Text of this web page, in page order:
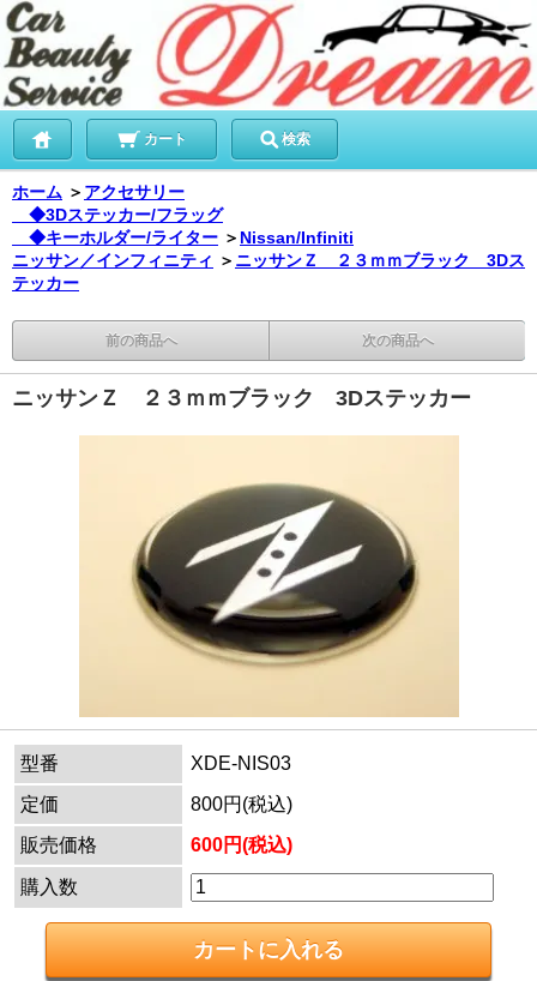
カート 検索
ホーム ＞ アクセサリー
◆3Dステッカー/フラッグ
◆キーホルダー/ライター ＞ Nissan/Infiniti
ニッサン／インフィニティ ＞ ニッサンＺ ２３ｍｍブラック 3Dス
テッカー
前の商品へ 次の商品へ
ニッサンＺ ２３ｍｍブラック 3Dステッカー
型番
XDE-NIS03
定価
800円(税込)
販売価格
600円(税込)
購入数